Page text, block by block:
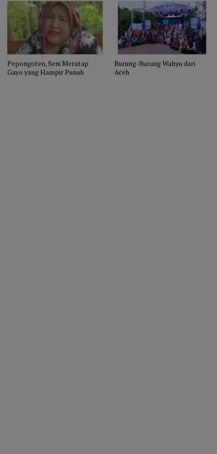
Pepongoten, Seni Meratap
Gayo yang Hampir Punah
Burung-Burung Wahyu dari
Aceh